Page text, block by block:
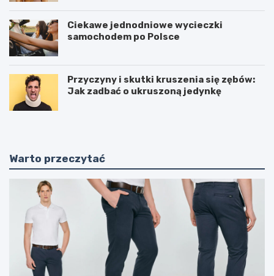
Ciekawe jednodniowe wycieczki
samochodem po Polsce
Przyczyny i skutki kruszenia się zębów:
Jak zadbać o ukruszoną jedynkę
Warto przeczytać